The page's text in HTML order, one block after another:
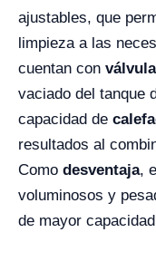
ajustables, que
limpieza a las
cuentan con
vaciado del tanque
capacidad de
resultados al
Como desventaja,
voluminosos y
de mayor